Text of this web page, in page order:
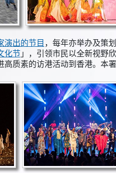
演出的节目 ，每年亦举办及策
化节」，引领市民以全新视野
高质素的访港活动到香港。本